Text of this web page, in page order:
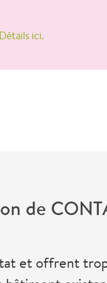
Détails ici.
de
et offrent